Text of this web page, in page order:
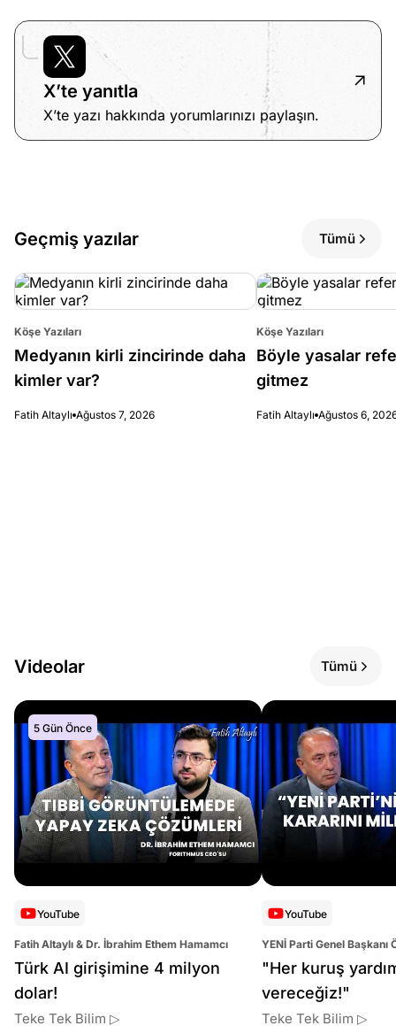
X’te yanıtla
X’te yazı hakkında yorumlarınızı paylaşın.
Geçmiş yazılar Tümü
Köşe Yazıları
Medyanın kirli zincirinde daha
kimler var?
Fatih Altaylı Ağustos 7, 2026
Köşe Yazıları
Böyle yasalar
gitmez
Fatih Altaylı Ağustos 6,
Videolar Tümü
5 Gün Önce
YouTube
Fatih Altaylı & Dr. İbrahim Ethem Hamamcı
Türk AI girişimine 4 milyon
dolar!
Teke Tek Bilim ▷
YouTube
YENİ Parti Genel Başkanı
Altaylı
"Her kuruş
vereceğiz!"
Teke Tek Bilim ▷